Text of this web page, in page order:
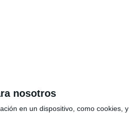
nosotros
en un dispositivo, como cookies, y
2